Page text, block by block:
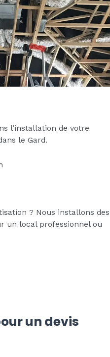
l’installation de votre
le Gard.
? Nous installons des
un local professionnel ou
un devis